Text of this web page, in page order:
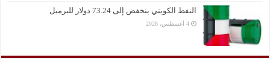
النفط الكويتي ينخفض إلى 73.24 دولار للبرميل
4 أغسطس، 2026